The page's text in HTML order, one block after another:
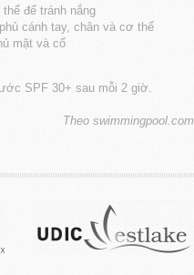
để tránh nắng
cánh tay, chân và cơ thể
mặt và cổ
SPF 30+ sau mỗi 2 giờ.
Theo swimmingpool.com